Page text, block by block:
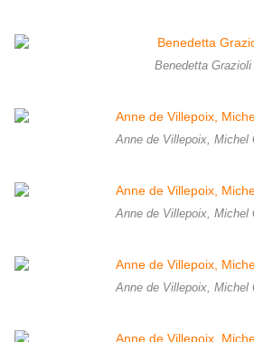
Benedetta Grazioli
Anne de Villepoix, Michel
Anne de Villepoix, Michel
Anne de Villepoix, Michel